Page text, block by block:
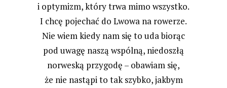
i optymizm, który trwa mimo wszystko.
I chcę pojechać do Lwowa na rowerze.
Nie wiem kiedy nam się to uda biorąc
pod uwagę naszą wspólną, niedoszłą
norweską przygodę – obawiam się,
że nie nastąpi to tak szybko, jakbym